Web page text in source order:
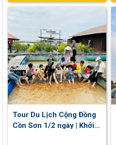
Tour Du Lịch Cộng Đồng
Cồn Sơn 1/2 ngày | Khởi